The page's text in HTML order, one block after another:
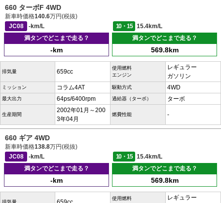
660 ターボF 4WD
新車時価格140.6万円(税抜)
JC08
-km/L 10・15
15.4km/L
満タンでどこまで走る？
-km
満タンでどこまで走る？
569.8km
排気量 659cc
使用燃料
エンジン
レギュラー
ガソリン
ミッション コラム4AT 駆動方式 4WD
最大出力 64ps/6400rpm 過給器（ターボ） ターボ
生産期間
2002年01月～200
3年04月
燃費性能 -
660 ギア 4WD
新車時価格138.8万円(税抜)
JC08
-km/L 10・15
15.4km/L
満タンでどこまで走る？
-km
満タンでどこまで走る？
569.8km
排気量
使用燃料
レギュラー